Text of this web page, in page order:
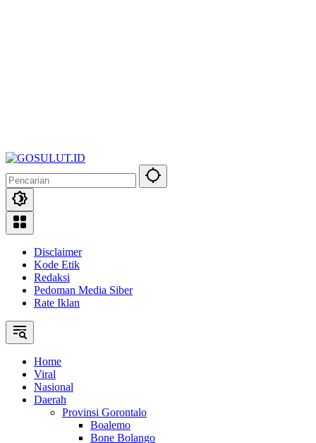
Disclaimer
Kode Etik
Redaksi
Pedoman Media Siber
Rate Iklan
Home
Viral
Nasional
Daerah
Provinsi Gorontalo
Boalemo
Bone Bolango